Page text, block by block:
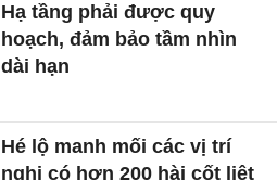
Hạ tầng phải được quy
hoạch, đảm bảo tầm nhìn
dài hạn
Hé lộ manh mối các vị trí
nghi có hơn 200 hài cốt liệt